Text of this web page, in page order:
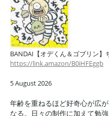
BANDAI【オデくん＆ゴブリン
https://link.amazon/B0iHFEggb
5 August 2026
年齢を重ねるほど好奇心が広
なる。日々の制作に加えて勉